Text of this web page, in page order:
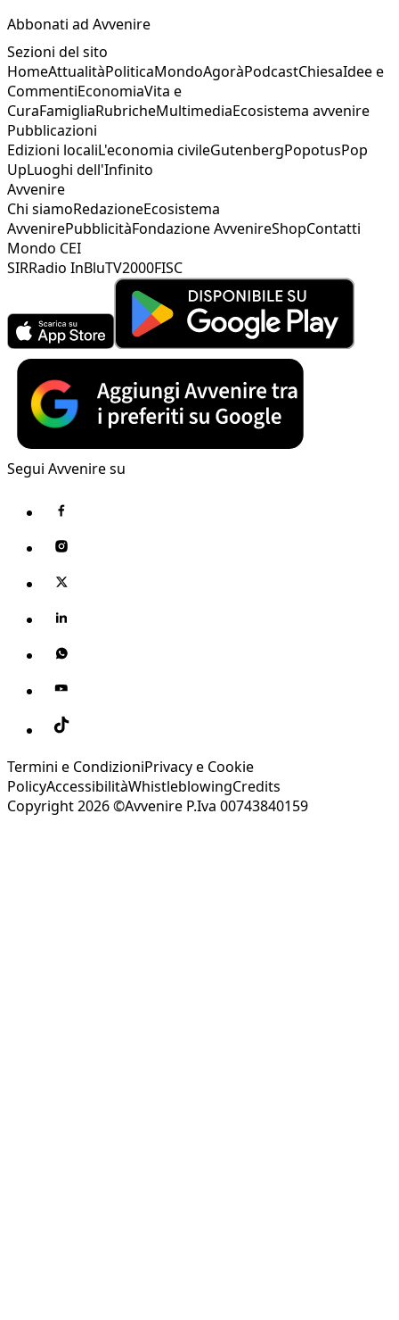
Abbonati ad Avvenire
Sezioni del sito
HomeAttualitàPoliticaMondoAgoràPodcastChiesaIdee e
CommentiEconomiaVita e
CuraFamigliaRubricheMultimediaEcosistema avvenire
Pubblicazioni
Edizioni localiL'economia civileGutenbergPopotusPop
UpLuoghi dell'Infinito
Avvenire
Chi siamoRedazioneEcosistema
AvvenirePubblicitàFondazione AvvenireShopContatti
Mondo CEI
SIRRadio InBluTV2000FISC
Segui Avvenire su
Termini e CondizioniPrivacy e Cookie
PolicyAccessibilitàWhistleblowingCredits
Copyright 2026 ©Avvenire P.Iva 00743840159